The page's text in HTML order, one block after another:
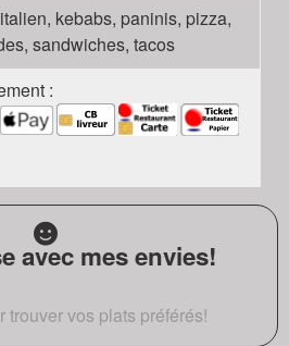
kebabs, paninis, pizza,
sandwiches, tacos
:
avec mes envies!
trouver vos plats préférés!